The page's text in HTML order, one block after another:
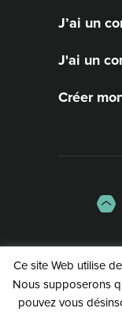
J’ai un
J'ai un
Créer
La
Ce site Web utilise
Nous supposerons
pouvez vous